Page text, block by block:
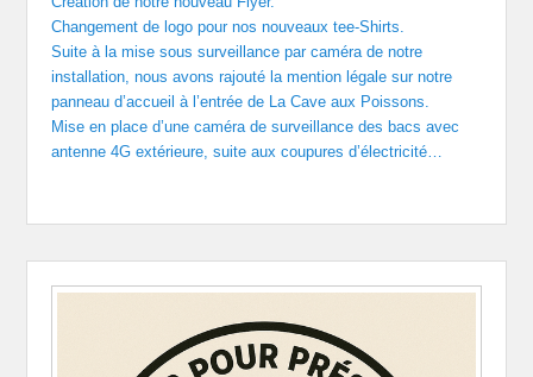
Changement de logo pour nos nouveaux tee-Shirts.
Suite à la mise sous surveillance par caméra de notre
installation, nous avons rajouté la mention légale sur notre
panneau d’accueil à l’entrée de La Cave aux Poissons.
Mise en place d’une caméra de surveillance des bacs avec
antenne 4G extérieure, suite aux coupures d’électricité…